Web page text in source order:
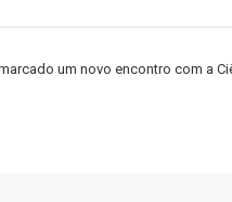
um novo encontro com a